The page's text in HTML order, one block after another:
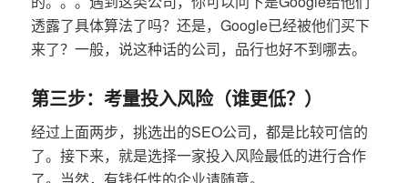
透露了具体算法了吗？还是，Google已经被他们买下
来了？一般，说这种话的公司，品行也好不到哪去。
第三步：考量投入风险（谁更低？）
经过上面两步，挑选出的SEO公司，都是比较可信的
了。接下来，就是选择一家投入风险最低的进行合作